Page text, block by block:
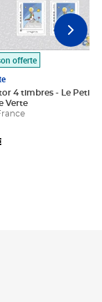
offerte
4 timbres - Le Petit
Verte